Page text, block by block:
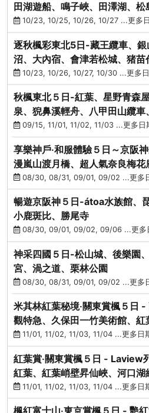
田湖遊船、鳴子峽、田澤湖、
牡蠣10/23, 10/25, 10/26, 10/27 ...更多
逐秋楓彩東北5日-藏王纜車、
沼、大內宿、會津若松城、猪苗
溪、松島海灣遊船
10/23, 10/26, 10/27, 10/30 ...更多
秋楓東北５日-紅葉、星野青森
泉、猊鼻溪輕舟、八甲田山纜車
式料理(不進免稅店)
09/15, 11/01, 11/02, 11/03 ...更多日
享樂神戶‧和服體驗５日～京阪
漫嵐山渡月橋、超人氣奈良梅花
08/30, 08/31, 09/01, 09/02 ...更多
暢遊京阪神５日-átoa水族館、
小鹿斑比、勝尾寺
08/30, 09/01, 09/02, 09/06 ...更多
神采四國５日-松山城、後樂園
宮、渦之道、栗林公園
08/30, 08/31, 09/01, 09/02 ...更多
米其林紅葉秘境‧關東賞楓５日
觀特急、久保田一竹美術館、紅
杏大道
11/01, 11/02, 11/03, 11/04 ...更多日
紅葉賞‧關東賞楓５日 - Laview
紅葉、紅葉峭壁昇仙峽、河口
山、海鮮盛宴
11/01, 11/02, 11/03, 11/04 ...更多日